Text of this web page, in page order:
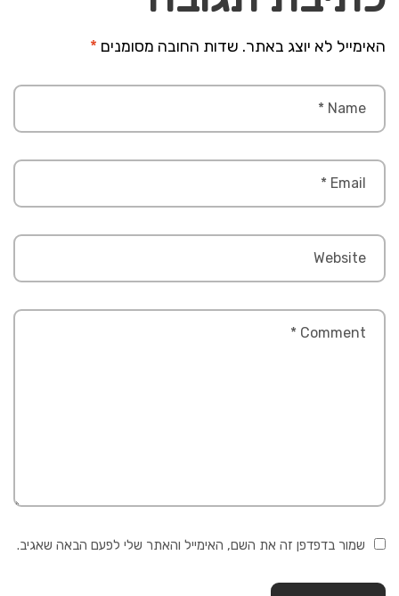
האימייל לא יוצג באתר. שדות החובה מסומנים *
שמור בדפדפן זה את השם, האימייל והאתר שלי לפעם הבאה שאגיב.